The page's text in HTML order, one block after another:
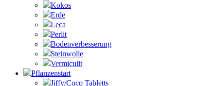
Kokos
Erde
Leca
Perlit
Bodenverbesserung
Steinwolle
Vermiculit
Pflanzenstart
Jiffy/Coco Tabletts